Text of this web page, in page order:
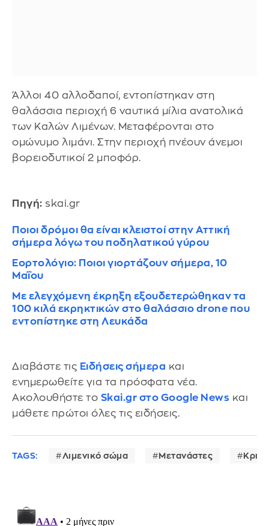
Άλλοι 40 αλλοδαποί, εντοπίστηκαν στη
θαλάσσια περιοχή 6 ναυτικά μίλια ανατολικά
των Καλών Λιμένων. Μεταφέρονται στο
ομώνυμο λιμάνι. Στην περιοχή πνέουν άνεμοι
βορειοδυτικοί 2 μποφόρ.
Πηγή: skai.gr
Ποιοι δρόμοι θα είναι κλειστοί στην Αττική
σήμερα λόγω του ποδηλατικού γύρου
Εορτολόγιο: Ποιοι γιορτάζουν σήμερα, 10
Μαΐου
Με ελεγχόμενη έκρηξη εξουδετερώθηκαν τα
100 κιλά εκρηκτικών στο θαλάσσιο drone που
εντοπίστηκε στη Λευκάδα
Διαβάστε τις Ειδήσεις σήμερα και
ενημερωθείτε για τα πρόσφατα νέα.
Ακολουθήστε το Skai.gr στο Google News και
μάθετε πρώτοι όλες τις ειδήσεις.
TAGS: Λιμενικό σώμα Μετανάστες